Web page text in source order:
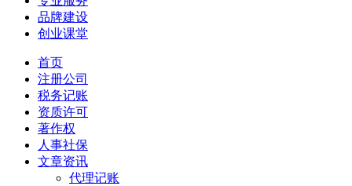
品牌建设
创业课堂
首页
注册公司
税务记账
资质许可
著作权
人事社保
文章资讯
代理记账